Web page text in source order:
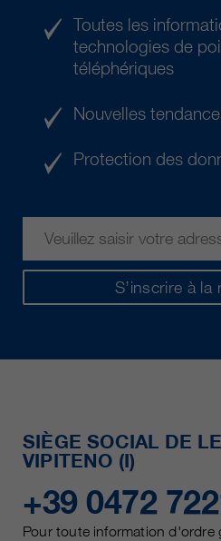
S’inscrire à la
Toutes les
technologies de
téléphériques
Nouvelles
Protection des
SIÈGE SOCIAL DE
VIPITENO (I)
+39 0472
Pour toute information d'ordre